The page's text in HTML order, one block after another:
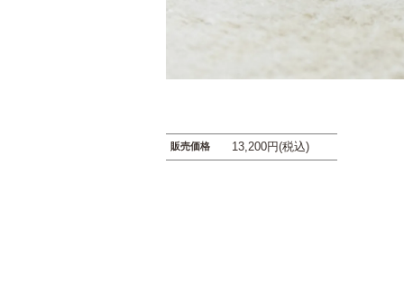
販売価格 13,200円(税込)